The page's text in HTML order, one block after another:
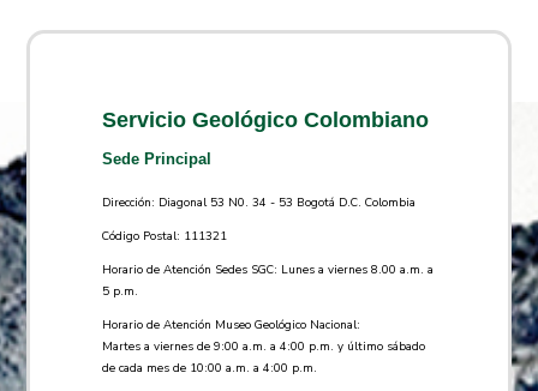
Servicio Geológico Colombiano
Sede Principal
Dirección: Diagonal 53 N0. 34 - 53 Bogotá D.C. Colombia
Código Postal: 111321
Horario de Atención Sedes SGC: Lunes a viernes 8.00 a.m. a
5 p.m.
Horario de Atención Museo Geológico Nacional:
Martes a viernes de 9:00 a.m. a 4:00 p.m. y último sábado
de cada mes de 10:00 a.m. a 4:00 p.m.